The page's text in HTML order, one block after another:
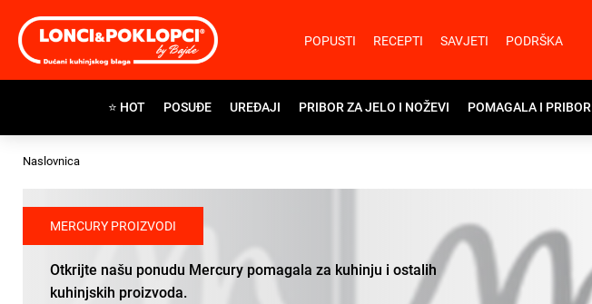
POPUSTI RECEPTI SAVJETI PODRŠKA
⭐ HOT POSUĐE UREĐAJI PRIBOR ZA JELO I NOŽEVI POMAGALA I PRIBOR
Naslovnica
MERCURY PROIZVODI
Otkrijte našu ponudu Mercury pomagala za kuhinju i ostalih
kuhinjskih proizvoda.